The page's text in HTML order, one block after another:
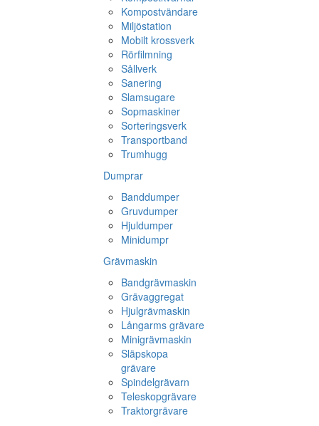
Kompostvändare
Miljöstation
Mobilt krossverk
Rörfilmning
Sållverk
Sanering
Slamsugare
Sopmaskiner
Sorteringsverk
Transportband
Trumhugg
Dumprar
Banddumper
Gruvdumper
Hjuldumper
Minidumpr
Grävmaskin
Bandgrävmaskin
Grävaggregat
Hjulgrävmaskin
Långarms grävare
Minigrävmaskin
Släpskopa
grävare
Spindelgrävarn
Teleskopgrävare
Traktorgrävare